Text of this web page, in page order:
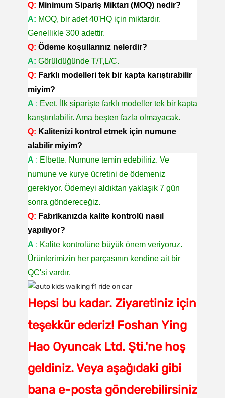
Q: Minimum Sipariş Miktarı (MOQ) nedir?
A: MOQ, bir adet 40'HQ için miktardır.
Genellikle 300 adettir.
Q: Ödeme koşullarınız nelerdir?
A: Görüldüğünde T/T,L/C.
Q: Farklı modelleri tek bir kapta karıştırabilir
miyim?
A : Evet. İlk siparişte farklı modeller tek bir kapta
karıştırılabilir. Ama beşten fazla olmayacak.
Q: Kalitenizi kontrol etmek için numune
alabilir miyim?
A : Elbette. Numune temin edebiliriz. Ve
numune ve kurye ücretini de ödemeniz
gerekiyor. Ödemeyi aldıktan yaklaşık 7 gün
sonra göndereceğiz.
Q: Fabrikanızda kalite kontrolü nasıl
yapılıyor?
A : Kalite kontrolüne büyük önem veriyoruz.
Ürünlerimizin her parçasının kendine ait bir
QC'si vardır.
Hepsi bu kadar. Ziyaretiniz için
teşekkür ederiz! Foshan Ying
Hao Oyuncak Ltd. Şti.'ne hoş
geldiniz. Veya aşağıdaki gibi
bana e-posta gönderebilirsiniz